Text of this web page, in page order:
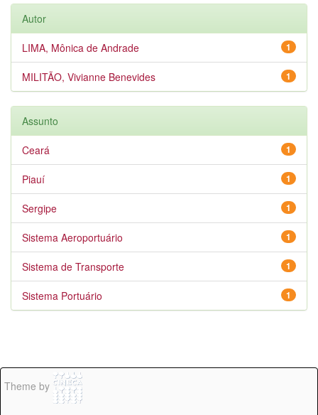
Autor
1
LIMA, Mônica de Andrade
1
MILITÃO, Vivianne Benevides
Assunto
1
Ceará
1
Piauí
1
Sergipe
1
Sistema Aeroportuário
1
Sistema de Transporte
1
Sistema Portuário
Theme by